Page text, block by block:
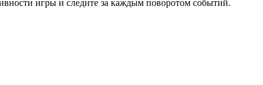
игры и следите за каждым поворотом событий.